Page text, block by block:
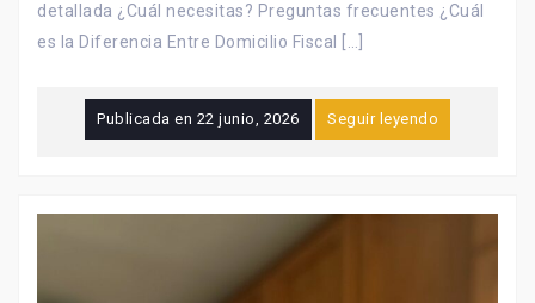
detallada ¿Cuál necesitas? Preguntas frecuentes ¿Cuál
es la Diferencia Entre Domicilio Fiscal […]
Publicada en 22 junio, 2026 Seguir leyendo